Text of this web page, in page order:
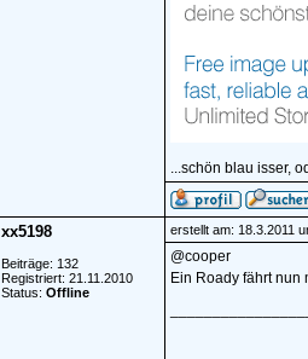
...schön blau isser,
xx5198
Beiträge: 132
Registriert: 21.11.2010
Status: Offline
erstellt am: 18.3.2011
@cooper
Ein Roady fährt